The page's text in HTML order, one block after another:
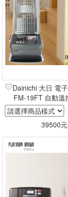
全部尺寸 電子式
現貨商品
Dainichi 大日 電
FM-19FT 自動溫
司貨
39500元